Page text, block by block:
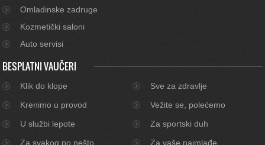
Omladinske zadruge
Kozmetički saloni
Auto servisi
BESPLATNI VAUČERI
Klik do klope
Sve za zdravlje
Krenimo u provod
Vežite se, polećemo
U službi lepote
Za sportski duh
Za svakog po nešto
Za vaše najmlađe